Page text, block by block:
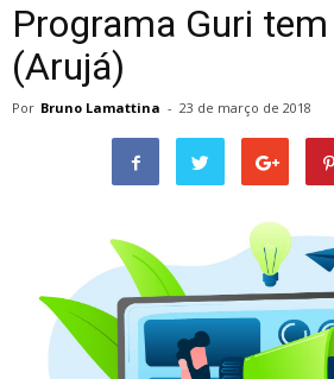
Programa Guri
(Arujá)
Por Bruno Lamattina - 23 de março de 2018